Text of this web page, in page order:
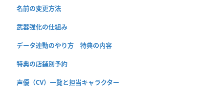
名前の変更方法
武器強化の仕組み
データ連動のやり方｜特典の内容
特典の店舗別予約
声優（CV）一覧と担当キャラクター